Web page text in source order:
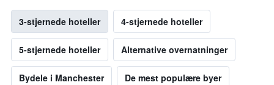
3-stjernede hoteller 4-stjernede hoteller
5-stjernede hoteller Alternative overnatninger
Bydele i Manchester De mest populære byer